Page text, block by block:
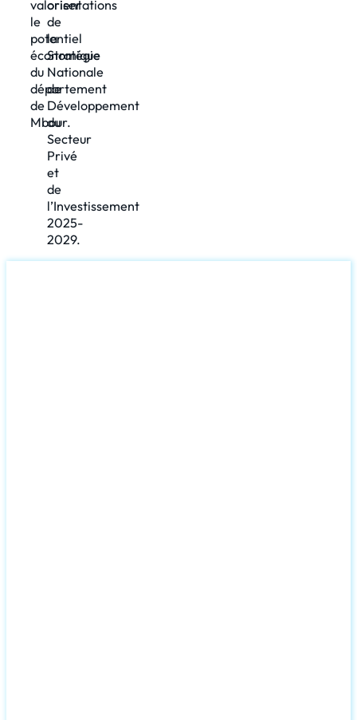
valoriser
le
potentiel
économique
du
département
de
Mbour.
orientations
de
la
Stratégie
Nationale
de
Développement
du
Secteur
Privé
et
de
l’Investissement
2025-
2029.